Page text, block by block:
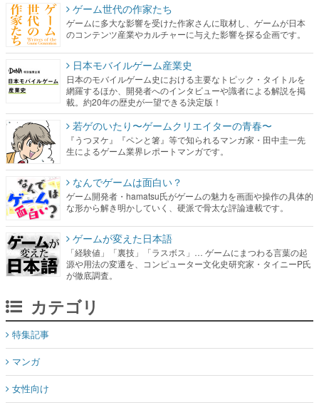
ゲーム世代の作家たち
ゲームに多大な影響を受けた作家さんに取材し、ゲームが日本
のコンテンツ産業やカルチャーに与えた影響を探る企画です。
日本モバイルゲーム産業史
日本のモバイルゲーム史における主要なトピック・タイトルを
網羅するほか、開発者へのインタビューや識者による解説を掲
載。約20年の歴史が一望できる決定版！
若ゲのいたり〜ゲームクリエイターの青春〜
『うつヌケ』『ペンと箸』等で知られるマンガ家・田中圭一先
生によるゲーム業界レポートマンガです。
なんでゲームは面白い？
ゲーム開発者・hamatsu氏がゲームの魅力を画面や操作の具体的
な形から解き明かしていく、硬派で骨太な評論連載です。
ゲームが変えた日本語
「経験値」「裏技」「ラスボス」… ゲームにまつわる言葉の起
源や用法の変遷を、コンピューター文化史研究家・タイニーP氏
が徹底調査。
カテゴリ
特集記事
マンガ
女性向け